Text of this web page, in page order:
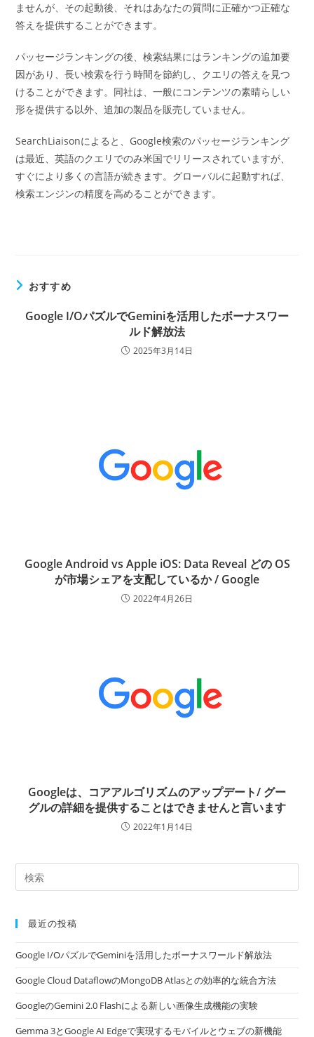
ませんが、その起動後、それはあなたの質問に正確かつ正確な
答えを提供することができます。
パッセージランキングの後、検索結果にはランキングの追加要
因があり、長い検索を行う時間を節約し、クエリの答えを見つ
けることができます。同社は、一般にコンテンツの素晴らしい
形を提供する以外、追加の製品を販売していません。
SearchLiaisonによると、Google検索のパッセージランキング
は最近、英語のクエリでのみ米国でリリースされていますが、
すぐにより多くの言語が続きます。グローバルに起動すれば、
検索エンジンの精度を高めることができます。
おすすめ
Google I/OパズルでGeminiを活用したボーナスワー
ルド解放法
2025年3月14日
Google Android vs Apple iOS: Data Reveal どの OS
が市場シェアを支配しているか / Google
2022年4月26日
Googleは、コアアルゴリズムのアップデート/ グー
グルの詳細を提供することはできませんと言います
2022年1月14日
最近の投稿
Google I/OパズルでGeminiを活用したボーナスワールド解放法
Google Cloud DataflowのMongoDB Atlasとの効率的な統合方法
GoogleのGemini 2.0 Flashによる新しい画像生成機能の実験
Gemma 3とGoogle AI Edgeで実現するモバイルとウェブの新機能